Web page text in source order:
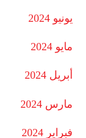
يونيو 2024
مايو 2024
أبريل 2024
مارس 2024
فبراير 2024